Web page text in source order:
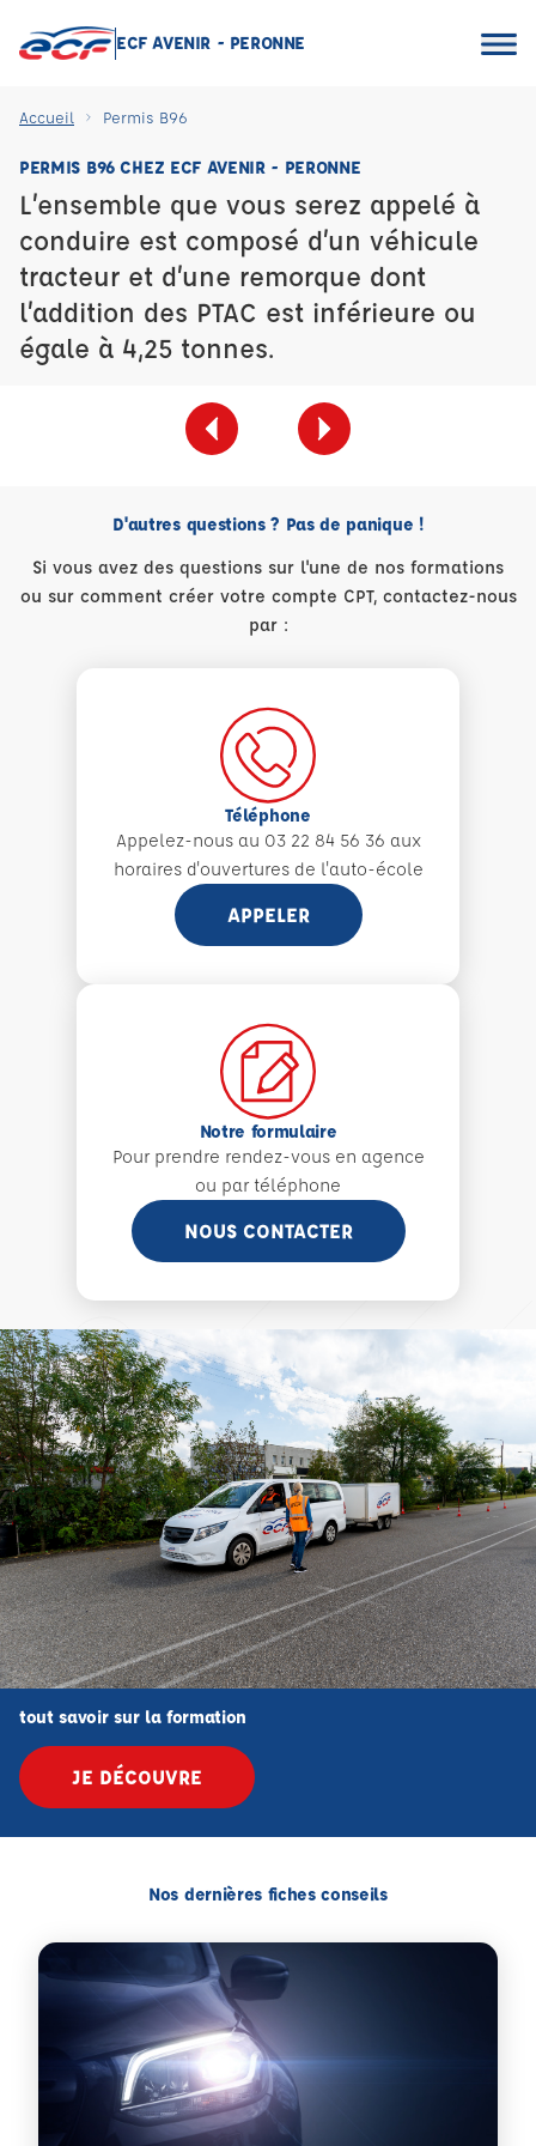
ECF AVENIR - PERONNE
Accueil Permis B96
PERMIS B96 CHEZ ECF AVENIR - PERONNE
L’ensemble que vous serez appelé à
conduire est composé d’un véhicule
tracteur et d’une remorque dont
l’addition des PTAC est inférieure ou
égale à 4,25 tonnes.
D'autres questions ? Pas de panique !
Si vous avez des questions sur l'une de nos formations
ou sur comment créer votre compte CPT, contactez-nous
par :
Téléphone
Appelez-nous au 03 22 84 56 36 aux
horaires d'ouvertures de l'auto-école
APPELER
Notre formulaire
Pour prendre rendez-vous en agence
ou par téléphone
NOUS CONTACTER
tout savoir sur la formation
JE DÉCOUVRE
Nos dernières fiches conseils